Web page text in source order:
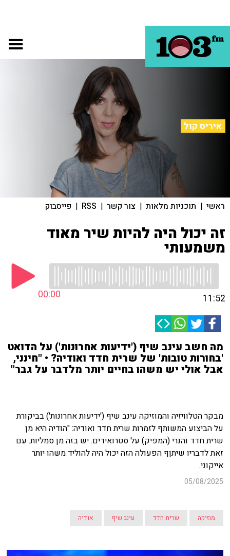
איריס קול
ראשי | תוכניות מלאות | צור קשר |
RSS
| פייסבוק
זה יכול היה להיות שיר מאוד
משמעותי
00:00 11:52
מה חשב עינב שיף ('ידיעות אחרונות') על הדואט
'בחורות טובות' של שרית חדד ואודיה? • "חינני,
אבל אולי יש משהו בחיים יותר מלדבר על גבר"
מבקר הטלוויזיה והמוזיקה עינב שיף ('ידיעות אחרונות') בביקורת
על הביצוע המשותף לזמרות שרית חדד ואודיה: "הודיה היא מן
שרית חדד והנרי (המפיק) על סטרואידים. יש בזה מן סמליות. עם
זאת לדבריו שיתןף הפעולה הזה יכול היה להוליד משהו יותר
אייקוני.
05/08/2025
מוזיקה שרית חדד עינב שיף אודיה